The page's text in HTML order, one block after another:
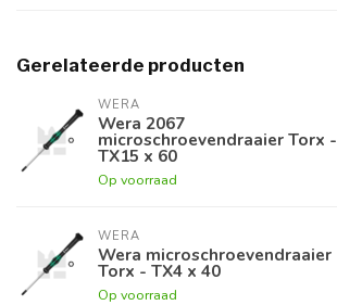
Gerelateerde producten
WERA
Wera 2067
microschroevendraaier Torx -
TX15 x 60
Op voorraad
WERA
Wera microschroevendraaier
Torx - TX4 x 40
Op voorraad